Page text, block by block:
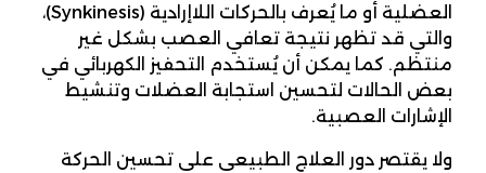
العضلية أو ما يُعرف بالحركات اللاإرادية (Synkinesis)،
والتي قد تظهر نتيجة تعافي العصب بشكل غير
منتظم. كما يمكن أن يُستخدم التحفيز الكهربائي في
بعض الحالات لتحسين استجابة العضلات وتنشيط
الإشارات العصبية.
ولا يقتصر دور العلاج الطبيعي على تحسين الحركة